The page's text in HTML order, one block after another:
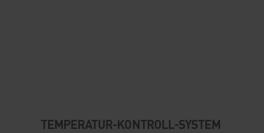
TEMPERATUR-KONTROLL-SYSTEM